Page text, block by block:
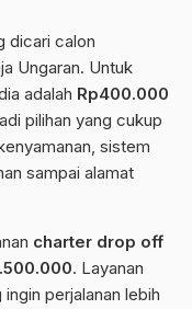
dicari calon
Ungaran. Untuk
adalah Rp400.000
pilihan yang cukup
sistem
sampai alamat
charter drop off
. Layanan
perjalanan lebih